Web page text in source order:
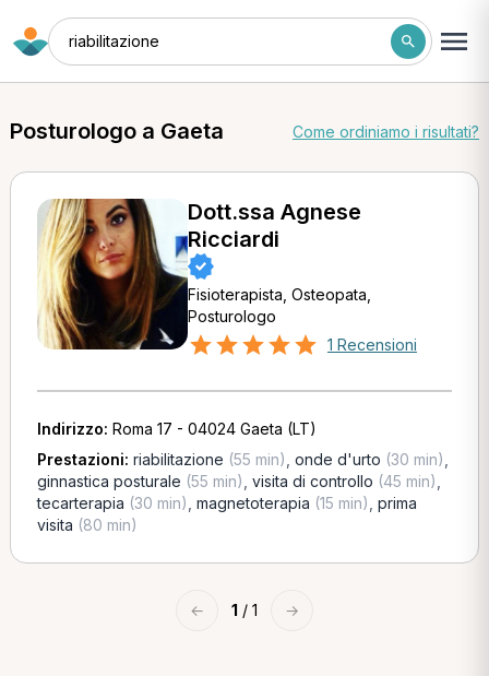
riabilitazione
Posturologo a Gaeta Come ordiniamo i risultati?
Dott.ssa Agnese
Ricciardi
Fisioterapista, Osteopata,
Posturologo
1 Recensioni
Indirizzo: Roma 17 - 04024 Gaeta (LT)
Prestazioni: riabilitazione (55 min) onde d'urto (30 min)
ginnastica posturale (55 min) visita di controllo (45 min)
tecarterapia (30 min) magnetoterapia (15 min) prima
visita (80 min)
← 1 / 1 →